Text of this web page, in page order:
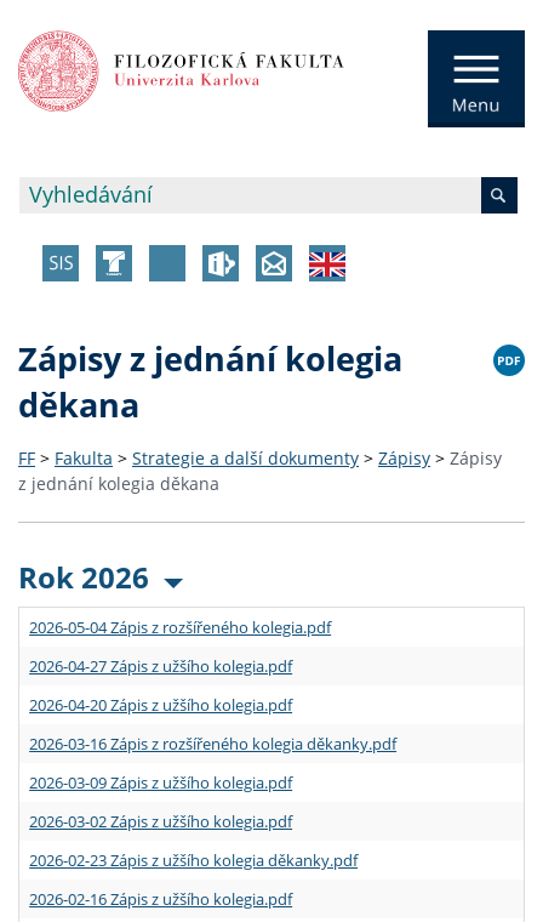
Zápisy z jednání kolegia
děkana
FF > Fakulta > Strategie a další dokumenty > Zápisy > Zápisy
z jednání kolegia děkana
Rok 2026
2026-05-04 Zápis z rozšířeného kolegia.pdf
2026-04-27 Zápis z užšího kolegia.pdf
2026-04-20 Zápis z užšího kolegia.pdf
2026-03-16 Zápis z rozšířeného kolegia děkanky.pdf
2026-03-09 Zápis z užšího kolegia.pdf
2026-03-02 Zápis z užšího kolegia.pdf
2026-02-23 Zápis z užšího kolegia děkanky.pdf
2026-02-16 Zápis z užšího kolegia.pdf